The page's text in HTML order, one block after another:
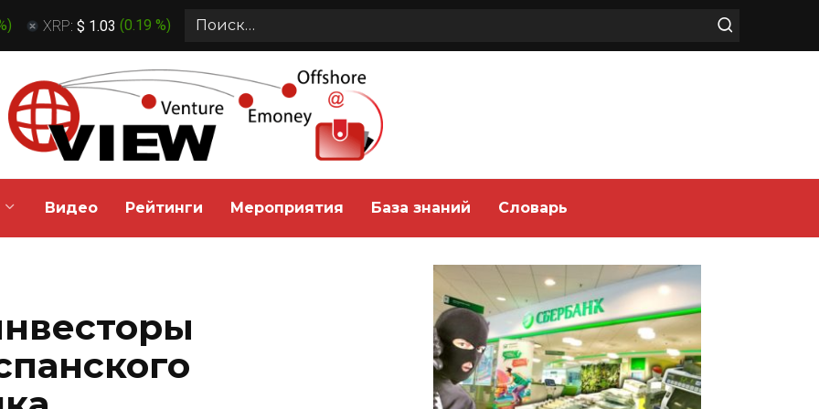
) XRP: $ 1.03 (0.19 %)
Search
Видео Рейтинги Мероприятия База знаний Словарь